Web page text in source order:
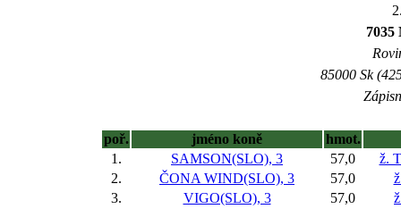
7035
85000 Sk
poř. jméno koně
hmot.
1.
SAMSON(SLO), 3 57,0
ž.
2.
ČONA WIND(SLO), 3 57,0
3.
VIGO(SLO), 3 57,0